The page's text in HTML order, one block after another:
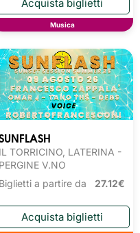
Musica
IL TORRICINO, LATERINA -
PERGINE V.NO
Biglietti a partire da 27.12€